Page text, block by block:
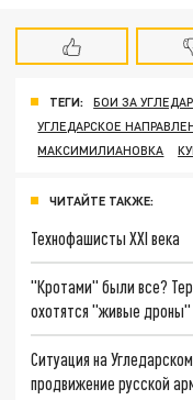
ТЕГИ: БОИ ЗА УГЛЕДАР
УГЛЕДАРСКОЕ
МАКСИМИЛИАНОВКА
ЧИТАЙТЕ ТАКЖЕ:
Технофашисты XXI века
"Кротами" были все?
охотятся "живые дроны"
Ситуация на
продвижение русской